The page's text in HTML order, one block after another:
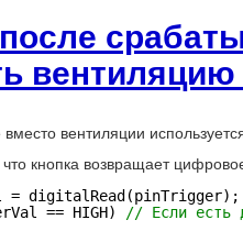
вентиляцию
вентиляции
кнопка возвращает
= digitalRead(pinTrigger);
== HIGH) // Если есть